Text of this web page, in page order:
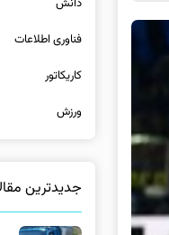
فناوری اطلاعات
کاریکاتور
ورزش
جدیدترین